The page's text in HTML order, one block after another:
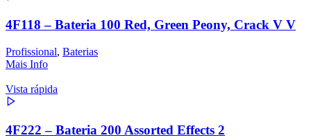
4F118 – Bateria 100 Red, Green Peony, Crack V V
Profissional, Baterias
Mais Info
Vista rápida
4F222 – Bateria 200 Assorted Effects 2